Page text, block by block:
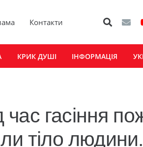
Контакти
КРИК ДУШІ ІНФОРМАЦІЯ
гасіння
тіло людини.